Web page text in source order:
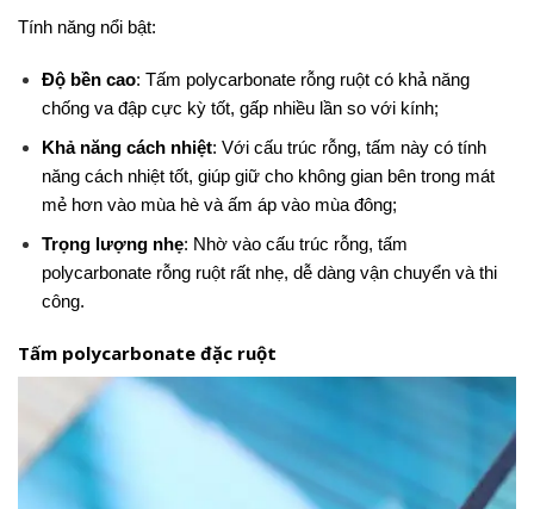
Tính năng nổi bật:
Độ bền cao: Tấm polycarbonate rỗng ruột có khả năng
chống va đập cực kỳ tốt, gấp nhiều lần so với kính;
Khả năng cách nhiệt: Với cấu trúc rỗng, tấm này có tính
năng cách nhiệt tốt, giúp giữ cho không gian bên trong mát
mẻ hơn vào mùa hè và ấm áp vào mùa đông;
Trọng lượng nhẹ: Nhờ vào cấu trúc rỗng, tấm
polycarbonate rỗng ruột rất nhẹ, dễ dàng vận chuyển và thi
công.
Tấm polycarbonate đặc ruột